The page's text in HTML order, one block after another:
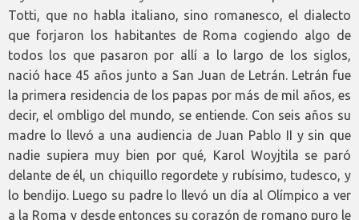
Totti, que no habla italiano, sino romanesco, el dialecto
que forjaron los habitantes de Roma cogiendo algo de
todos los que pasaron por allí a lo largo de los siglos,
nació hace 45 años junto a San Juan de Letrán. Letrán fue
la primera residencia de los papas por más de mil años, es
decir, el ombligo del mundo, se entiende. Con seis años su
madre lo llevó a una audiencia de Juan Pablo II y sin que
nadie supiera muy bien por qué, Karol Woyjtila se paró
delante de él, un chiquillo regordete y rubísimo, tudesco, y
lo bendijo. Luego su padre lo llevó un día al Olímpico a ver
a la Roma y desde entonces su corazón de romano puro le